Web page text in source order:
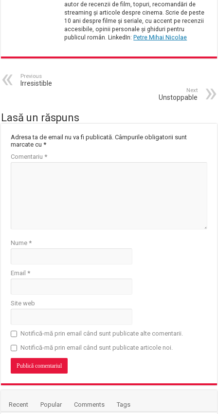
autor de recenzii de film, topuri, recomandări de
streaming și articole despre cinema. Scrie de peste
10 ani despre filme și seriale, cu accent pe recenzii
accesibile, opinii personale și ghiduri pentru
publicul român. LinkedIn: Petre Mihai Nicolae
Previous
Irresistible
Next
Unstoppable
Lasă un răspuns
Adresa ta de email nu va fi publicată. Câmpurile obligatorii sunt
marcate cu*
Comentariu*
Nume*
Email*
Site web
Notifică-mă prin email când sunt publicate alte comentarii.
Notifică-mă prin email când sunt publicate articole noi.
Recent Popular Comments Tags